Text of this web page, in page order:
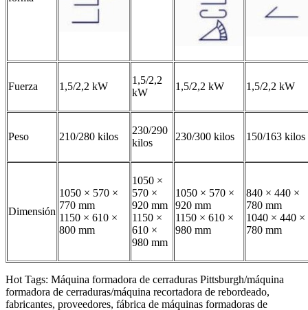
Fuerza 1,5/2,2 kW
1,5/2,2
kW
1,5/2,2 kW 1,5/2,2 kW
Peso 210/280 kilos
230/290
kilos
230/300 kilos 150/163 kilos
Dimensión
1050 × 570 ×
770 mm
1150 × 610 ×
800 mm
1050 ×
570 ×
920 mm
1150 ×
610 ×
980 mm
1050 × 570 ×
920 mm
1150 × 610 ×
980 mm
840 × 440 ×
780 mm
1040 × 440 ×
780 mm
Hot Tags: Máquina formadora de cerraduras Pittsburgh/máquina
formadora de cerraduras/máquina recortadora de rebordeado,
fabricantes, proveedores, fábrica de máquinas formadoras de